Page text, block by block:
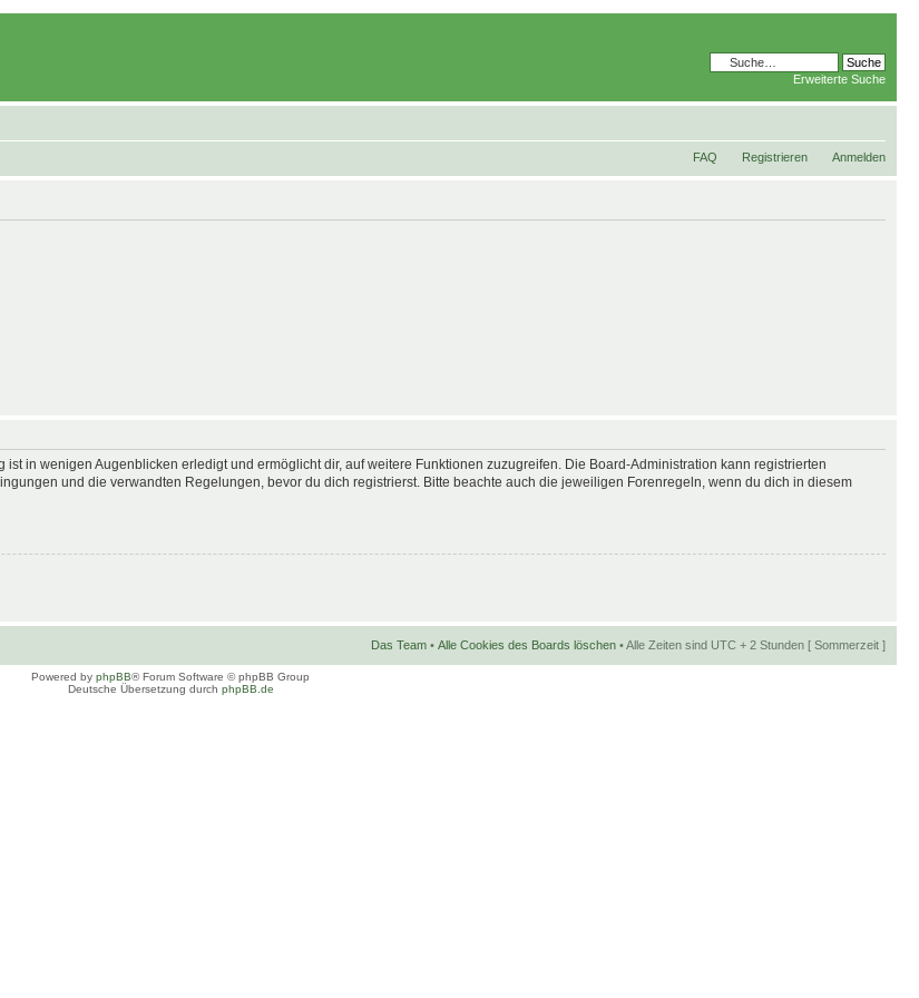
Erweiterte Suche
FAQ Registrieren Anmelden
in wenigen Augenblicken erledigt und ermöglicht dir, auf weitere Funktionen zuzugreifen. Die Board-Administration kann registrierten
und die verwandten Regelungen, bevor du dich registrierst. Bitte beachte auch die jeweiligen Forenregeln, wenn du dich in diesem
Das Team • Alle Cookies des Boards löschen • Alle Zeiten sind UTC + 2 Stunden [ Sommerzeit ]
Powered by phpBB® Forum Software © phpBB Group
Deutsche Übersetzung durch phpBB.de